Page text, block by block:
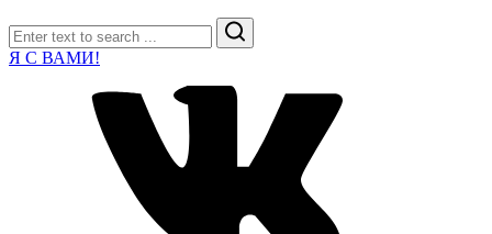
Search
Я С ВАМИ!